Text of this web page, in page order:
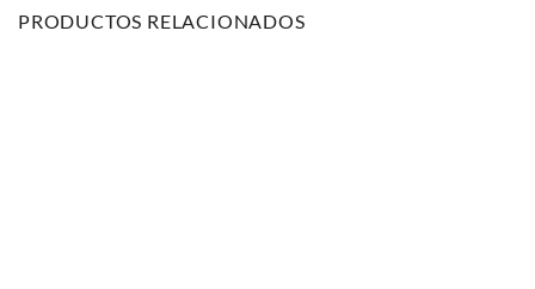
PRODUCTOS RELACIONADOS